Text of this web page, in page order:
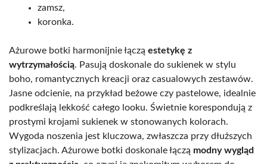
zamsz,
koronka.
Ażurowe botki harmonijnie łączą estetykę z
wytrzymałością. Pasują doskonale do sukienek w stylu
boho, romantycznych kreacji oraz casualowych zestawów.
Jasne odcienie, na przykład beżowe czy pastelowe, idealnie
podkreślają lekkość całego looku. Świetnie korespondują z
prostymi krojami sukienek w stonowanych kolorach.
Wygoda noszenia jest kluczowa, zwłaszcza przy dłuższych
stylizacjach. Ażurowe botki doskonale łączą modny wygląd